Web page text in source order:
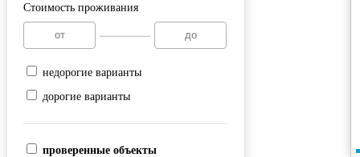
Стоимость проживания
недорогие варианты
дорогие варианты
проверенные объекты